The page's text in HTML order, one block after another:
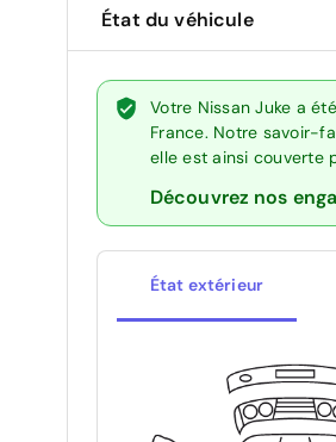
État du véhicule
Votre Nissan Juke a
France. Notre savoir-
elle est ainsi couverte
Découvrez nos
État extérieur